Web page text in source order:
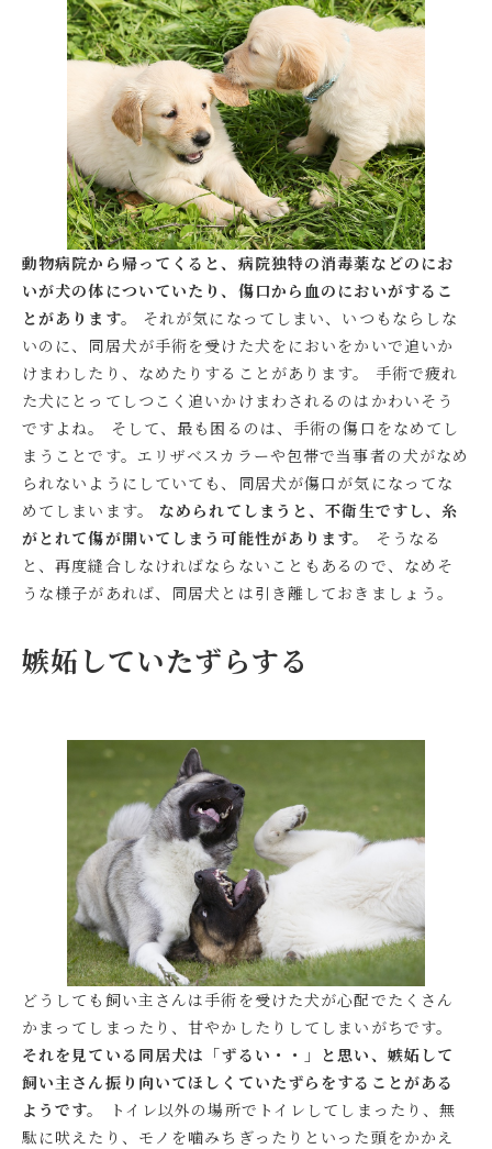
動物病院から帰ってくると、病院独特の消毒薬などのにお
いが犬の体についていたり、傷口から血のにおいがするこ
とがあります。
それが気になってしまい、いつもならしな
いのに、同居犬が手術を受けた犬をにおいをかいで追いか
けまわしたり、なめたりすることがあります。 手術で疲れ
た犬にとってしつこく追いかけまわされるのはかわいそう
ですよね。 そして、最も困るのは、手術の傷口をなめてし
まうことです。エリザベスカラーや包帯で当事者の犬がなめ
られないようにしていても、同居犬が傷口が気になってな
めてしまいます。 なめられてしまうと、不衛生ですし、糸
がとれて傷が開いてしまう可能性があります。
そうなる
と、再度縫合しなければならないこともあるので、なめそ
うな様子があれば、同居犬とは引き離しておきましょう。
嫉妬していたずらする
どうしても飼い主さんは手術を受けた犬が心配でたくさん
かまってしまったり、甘やかしたりしてしまいがちです。
それを見ている同居犬は「ずるい・・」と思い、嫉妬して
飼い主さん振り向いてほしくていたずらをすることがある
ようです。
トイレ以外の場所でトイレしてしまったり、無
駄に吠えたり、モノを噛みちぎったりといった頭をかかえ